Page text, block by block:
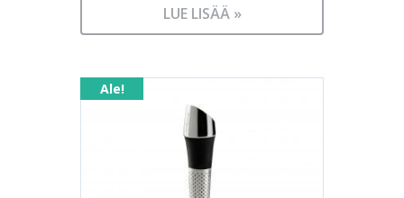
LUE LISÄÄ »
Ale!